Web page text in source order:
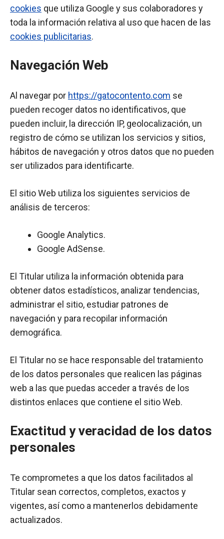
cookies que utiliza Google y sus colaboradores y
toda la información relativa al uso que hacen de las
cookies publicitarias.
Navegación Web
Al navegar por https://gatocontento.com se
pueden recoger datos no identificativos, que
pueden incluir, la dirección IP, geolocalización, un
registro de cómo se utilizan los servicios y sitios,
hábitos de navegación y otros datos que no pueden
ser utilizados para identificarte.
El sitio Web utiliza los siguientes servicios de
análisis de terceros:
Google Analytics.
Google AdSense.
El Titular utiliza la información obtenida para
obtener datos estadísticos, analizar tendencias,
administrar el sitio, estudiar patrones de
navegación y para recopilar información
demográfica.
El Titular no se hace responsable del tratamiento
de los datos personales que realicen las páginas
web a las que puedas acceder a través de los
distintos enlaces que contiene el sitio Web.
Exactitud y veracidad de los datos
personales
Te comprometes a que los datos facilitados al
Titular sean correctos, completos, exactos y
vigentes, así como a mantenerlos debidamente
actualizados.